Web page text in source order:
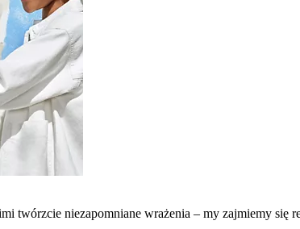
twórzcie niezapomniane wrażenia – my zajmiemy się